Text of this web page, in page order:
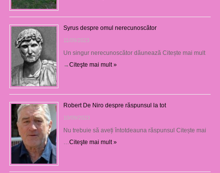
Syrus despre omul nerecunoscător
11/09/2023
Un singur nerecunoscător dăunează Citește mai mult
→Citeşte mai mult »
Robert De Niro despre răspunsul la tot
10/09/2023
Nu trebuie să aveți întotdeauna răspunsul Citește mai
Citeşte mai mult »